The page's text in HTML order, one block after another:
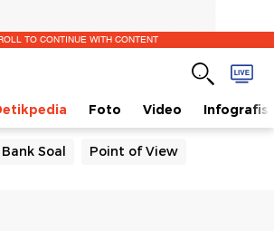
TO CONTINUE WITH CONTENT
Foto Video Infografis
Bank Soal Point of View